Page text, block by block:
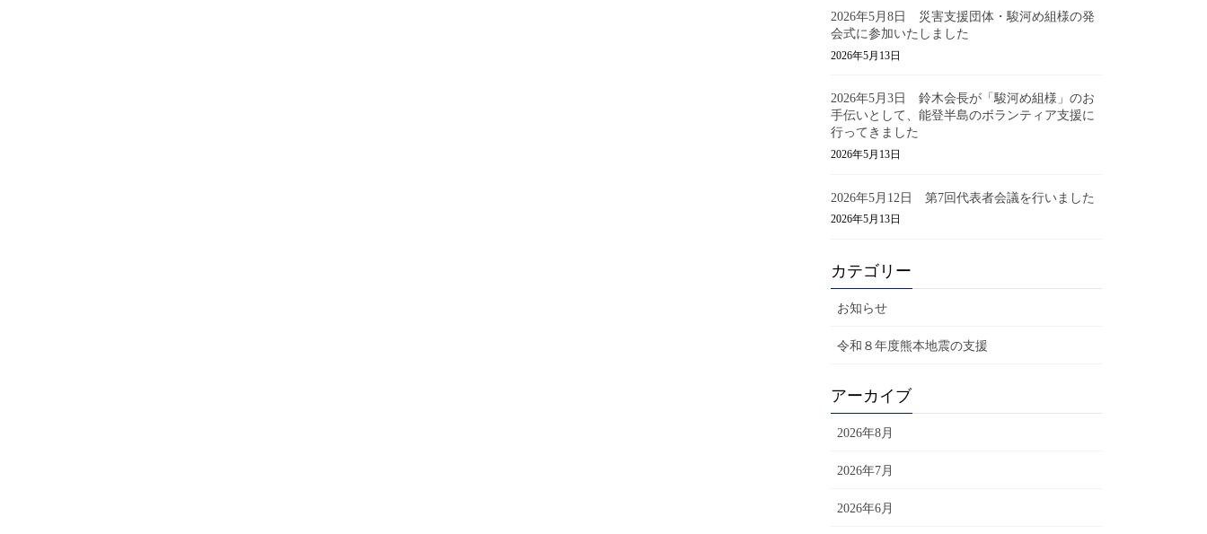
2026年5月8日 災害支援団体・駿河め組様の発
会式に参加いたしました
2026年5月13日
2026年5月3日 鈴木会長が「駿河め組様」のお
手伝いとして、能登半島のボランティア支援に
行ってきました
2026年5月13日
2026年5月12日 第7回代表者会議を行いました
2026年5月13日
カテゴリー
お知らせ
令和８年度熊本地震の支援
アーカイブ
2026年8月
2026年7月
2026年6月